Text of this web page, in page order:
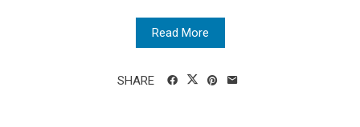
Read More
SHARE